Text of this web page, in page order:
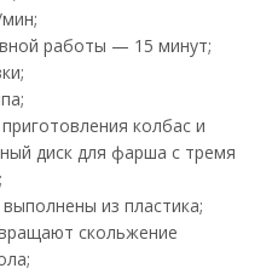
работы — 15 минут;
колбас и
диск для фарша с тремя
из пластика;
скольжение